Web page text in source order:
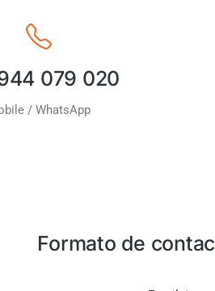
079 020
/ WhatsApp
Formato de